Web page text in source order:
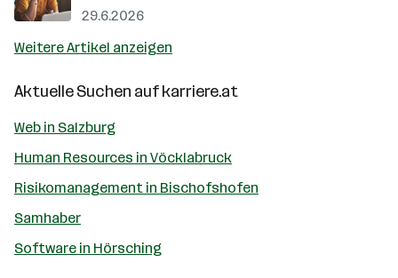
29.6.2026
Weitere Artikel anzeigen
Aktuelle Suchen aufkarriere.at
Web in Salzburg
Human Resources in Vöcklabruck
Risikomanagement in Bischofshofen
Samhaber
Software in Hörsching